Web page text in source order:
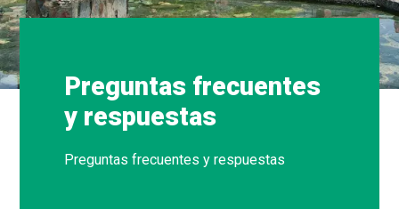
Preguntas frecuentes
y respuestas
Preguntas frecuentes y respuestas